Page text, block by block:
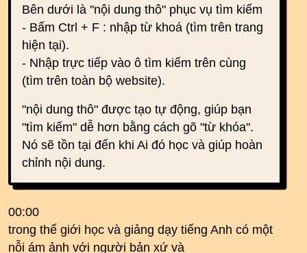
Bên dưới là "nội dung thô" phục vụ tìm kiếm
- Bấm Ctrl + F : nhập từ khoá (tìm trên trang
hiện tại).
- Nhập trực tiếp vào ô tìm kiếm trên cùng
(tìm trên toàn bộ website).
"nội dung thô" được tạo tự động, giúp bạn
"tìm kiếm" dễ hơn bằng cách gõ "từ khóa".
Nó sẽ tồn tại đến khi Ai đó học và giúp hoàn
chỉnh nội dung.
00:00
trong thế giới học và giảng dạy tiếng Anh có một
nỗi ám ảnh với người bản xứ và